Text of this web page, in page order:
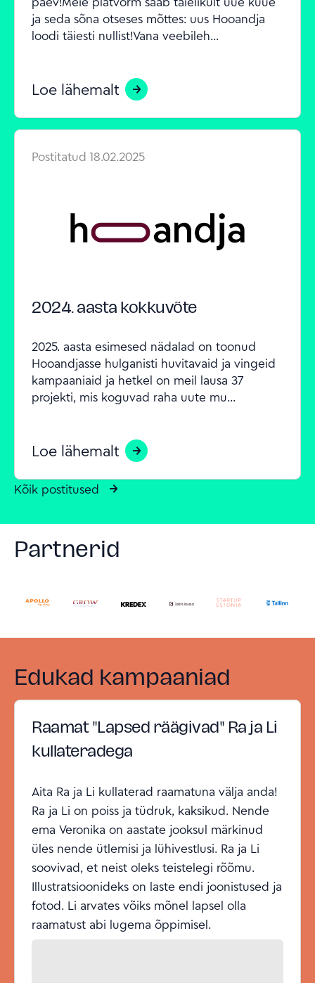
ja seda sõna otseses mõttes: uus Hooandja
loodi täiesti nullist!Vana veebileh...
Loe lähemalt
Postitatud 18.02.2025
2024. aasta kokkuvõte
2025. aasta esimesed nädalad on toonud
Hooandjasse hulganisti huvitavaid ja vingeid
kampaaniaid ja hetkel on meil lausa 37
projekti, mis koguvad raha uute mu...
Loe lähemalt
Kõik postitused
Partnerid
Edukad kampaaniad
Raamat "Lapsed räägivad" Ra ja Li
kullateradega
Aita Ra ja Li kullaterad raamatuna välja anda!
Ra ja Li on poiss ja tüdruk, kaksikud. Nende
ema Veronika on aastate jooksul märkinud
üles nende ütlemisi ja lühivestlusi. Ra ja Li
soovivad, et neist oleks teistelegi rõõmu.
Illustratsioonideks on laste endi joonistused ja
fotod. Li arvates võiks mõnel lapsel olla
raamatust abi lugema õppimisel.